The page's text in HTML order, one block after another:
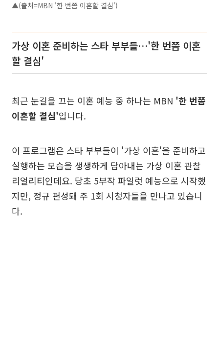
▲(출처=MBN '한 번쯤 이혼할 결심')
가상 이혼 준비하는 스타 부부들…'한 번쯤 이혼
할 결심'
최근 눈길을 끄는 이혼 예능 중 하나는 MBN '한 번쯤
이혼할 결심'입니다.
이 프로그램은 스타 부부들이 '가상 이혼'을 준비하고
실행하는 모습을 생생하게 담아내는 가상 이혼 관찰
리얼리티인데요. 당초 5부작 파일럿 예능으로 시작했
지만, 정규 편성돼 주 1회 시청자들을 만나고 있습니
다.